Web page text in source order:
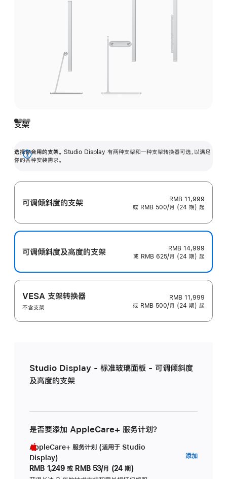
支架
选择你合用的支架。 Studio Display 有两种支架和一种支架转换器可选，以满足
你的各种安装需求。
展
可调倾斜度的支架
RMB 11,999
或 RMB 500/月 (24 期) 起
可调倾斜度及高‍度的支‍架
RMB 14,999
或 RMB 625/月 (24 期) 起
VESA 支架转换器
不含支架
RMB 11,999
或 RMB 500/月 (24 期) 起
Studio Display - 标准玻璃面板 - 可调倾斜度
及高度的支架
是否要添加 AppleCare+ 服务计划？
AppleCare+ 服务计划 (适用于 Studio
Display)
RMB 1,249 或 RMB 53/月 (24 期)
添加